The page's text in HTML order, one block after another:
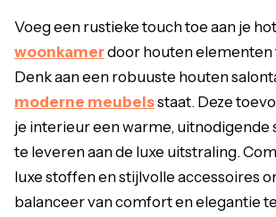
Voeg een rustieke touch toe aan je
woonkamerdoor houten
Denk aan een robuuste houten
moderne meubelsstaat. Deze
je interieur een warme, uitnodigende
te leveren aan de luxe uitstraling.
luxe stoffen en stijlvolle accessoires
balanceer van comfort en elegantie